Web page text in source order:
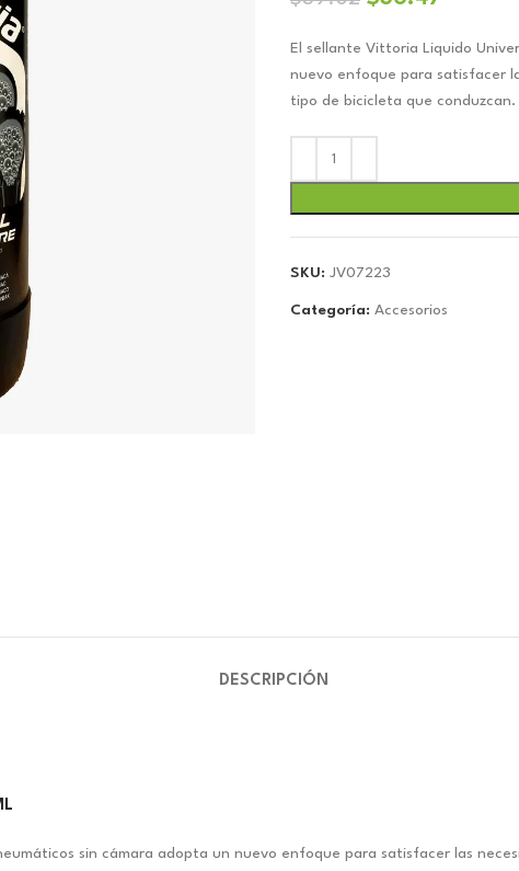
original
era:
$39.02.
actual
es:
El sellante Vittoria Liquido
nuevo enfoque para satisfacer
tipo de bicicleta que conduzcan.
SKU: JV07223
Categoría: Accesorios
DESCRIPCIÓN
sin cámara adopta un nuevo enfoque para satisfacer las